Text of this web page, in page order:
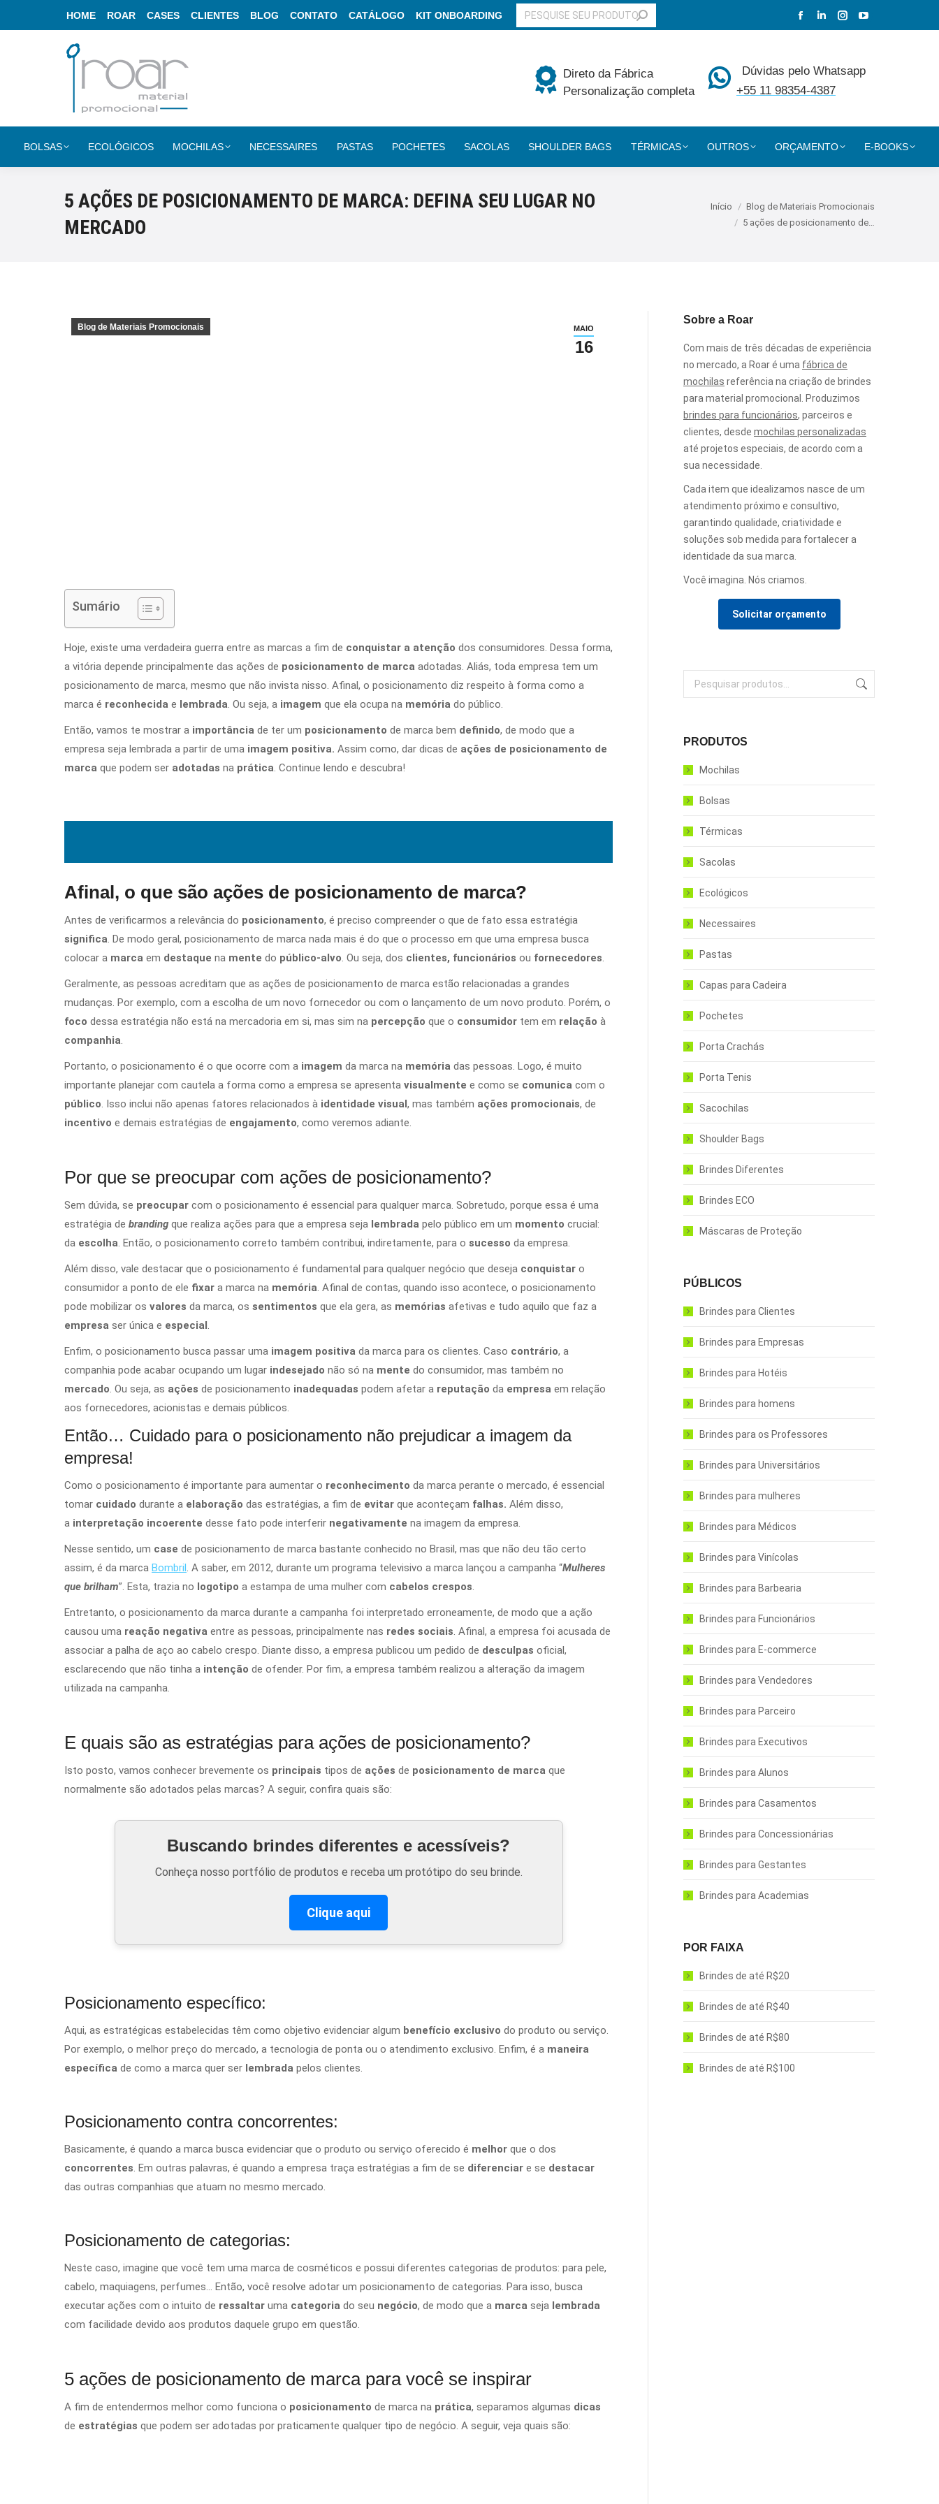
HOME ROAR CASES CLIENTES BLOG CONTATO CATÁLOGO KIT ONBOARDING BUSCAR
Facebook
in
new
Linkedin
in
new
Instagram
in
in
Direto da Fábrica
Personalização completa
Dúvidas pelo Whatsapp
+55 11 98354-4387
BOLSAS ECOLÓGICOS MOCHILAS NECESSAIRES PASTAS POCHETES SACOLAS SHOULDER BAGS TÉRMICAS OUTROS ORÇAMENTO E-BOOKS
5 AÇÕES DE POSICIONAMENTO DE MARCA: DEFINA SEU LUGAR NO
MERCADO
Início
Blog de Materiais Promocionais
5 ações de posicionamento de…
MAIO
16
Blog de Materiais Promocionais
Sumário
Hoje, existe uma verdadeira guerra entre as marcas a fim de conquistar a atenção dos consumidores. Dessa forma,
a vitória depende principalmente das ações de posicionamento de marca adotadas. Aliás, toda empresa tem um
posicionamento de marca, mesmo que não invista nisso. Afinal, o posicionamento diz respeito à forma como a
marca é reconhecida e lembrada. Ou seja, a imagem que ela ocupa na memória do público.
Então, vamos te mostrar a importância de ter um posicionamento de marca bem definido, de modo que a
empresa seja lembrada a partir de uma imagem positiva. Assim como, dar dicas de ações de posicionamento de
marca que podem ser adotadas na prática. Continue lendo e descubra!
Afinal, o que são ações de posicionamento de marca?
Antes de verificarmos a relevância do posicionamento, é preciso compreender o que de fato essa estratégia
significa. De modo geral, posicionamento de marca nada mais é do que o processo em que uma empresa busca
colocar a marca em destaque na mente do público-alvo. Ou seja, dos clientes, funcionários ou fornecedores.
Geralmente, as pessoas acreditam que as ações de posicionamento de marca estão relacionadas a grandes
mudanças. Por exemplo, com a escolha de um novo fornecedor ou com o lançamento de um novo produto. Porém, o
foco dessa estratégia não está na mercadoria em si, mas sim na percepção que o consumidor tem em relação à
companhia.
Portanto, o posicionamento é o que ocorre com a imagem da marca na memória das pessoas. Logo, é muito
importante planejar com cautela a forma como a empresa se apresenta visualmente e como se comunica com o
público. Isso inclui não apenas fatores relacionados à identidade visual, mas também ações promocionais, de
incentivo e demais estratégias de engajamento, como veremos adiante.
Por que se preocupar com ações de posicionamento?
Sem dúvida, se preocupar com o posicionamento é essencial para qualquer marca. Sobretudo, porque essa é uma
estratégia de branding que realiza ações para que a empresa seja lembrada pelo público em um momento crucial:
da escolha. Então, o posicionamento correto também contribui, indiretamente, para o sucesso da empresa.
Além disso, vale destacar que o posicionamento é fundamental para qualquer negócio que deseja conquistar o
consumidor a ponto de ele fixar a marca na memória. Afinal de contas, quando isso acontece, o posicionamento
pode mobilizar os valores da marca, os sentimentos que ela gera, as memórias afetivas e tudo aquilo que faz a
empresa ser única e especial.
Enfim, o posicionamento busca passar uma imagem positiva da marca para os clientes. Caso contrário, a
companhia pode acabar ocupando um lugar indesejado não só na mente do consumidor, mas também no
mercado. Ou seja, as ações de posicionamento inadequadas podem afetar a reputação da empresa em relação
aos fornecedores, acionistas e demais públicos.
Então… Cuidado para o posicionamento não prejudicar a imagem da
empresa!
Como o posicionamento é importante para aumentar o reconhecimento da marca perante o mercado, é essencial
tomar cuidado durante a elaboração das estratégias, a fim de evitar que aconteçam falhas. Além disso,
a interpretação incoerente desse fato pode interferir negativamente na imagem da empresa.
Nesse sentido, um case de posicionamento de marca bastante conhecido no Brasil, mas que não deu tão certo
assim, é da marca Bombril. A saber, em 2012, durante um programa televisivo a marca lançou a campanha “Mulheres
que brilham”. Esta, trazia no logotipo a estampa de uma mulher com cabelos crespos.
Entretanto, o posicionamento da marca durante a campanha foi interpretado erroneamente, de modo que a ação
causou uma reação negativa entre as pessoas, principalmente nas redes sociais. Afinal, a empresa foi acusada de
associar a palha de aço ao cabelo crespo. Diante disso, a empresa publicou um pedido de desculpas oficial,
esclarecendo que não tinha a intenção de ofender. Por fim, a empresa também realizou a alteração da imagem
utilizada na campanha.
E quais são as estratégias para ações de posicionamento?
Isto posto, vamos conhecer brevemente os principais tipos de ações de posicionamento de marca que
normalmente são adotados pelas marcas? A seguir, confira quais são:
Buscando brindes diferentes e acessíveis?
Conheça nosso portfólio de produtos e receba um protótipo do seu brinde.
Clique aqui
Posicionamento específico:
Aqui, as estratégicas estabelecidas têm como objetivo evidenciar algum benefício exclusivo do produto ou serviço.
Por exemplo, o melhor preço do mercado, a tecnologia de ponta ou o atendimento exclusivo. Enfim, é a maneira
específica de como a marca quer ser lembrada pelos clientes.
Posicionamento contra concorrentes:
Basicamente, é quando a marca busca evidenciar que o produto ou serviço oferecido é melhor que o dos
concorrentes. Em outras palavras, é quando a empresa traça estratégias a fim de se diferenciar e se destacar
das outras companhias que atuam no mesmo mercado.
Posicionamento de categorias:
Neste caso, imagine que você tem uma marca de cosméticos e possui diferentes categorias de produtos: para pele,
cabelo, maquiagens, perfumes… Então, você resolve adotar um posicionamento de categorias. Para isso, busca
executar ações com o intuito de ressaltar uma categoria do seu negócio, de modo que a marca seja lembrada
com facilidade devido aos produtos daquele grupo em questão.
5 ações de posicionamento de marca para você se inspirar
A fim de entendermos melhor como funciona o posicionamento de marca na prática, separamos algumas dicas
de estratégias que podem ser adotadas por praticamente qualquer tipo de negócio. A seguir, veja quais são:
Sobre a Roar
Com mais de três décadas de experiência
no mercado, a Roar é uma fábrica de
mochilas referência na criação de brindes
para material promocional. Produzimos
brindes para funcionários, parceiros e
clientes, desde mochilas personalizadas
até projetos especiais, de acordo com a
sua necessidade.
Cada item que idealizamos nasce de um
atendimento próximo e consultivo,
garantindo qualidade, criatividade e
soluções sob medida para fortalecer a
identidade da sua marca.
Você imagina. Nós criamos.
Solicitar orçamento
PRODUTOS
Mochilas
Bolsas
Térmicas
Sacolas
Ecológicos
Necessaires
Pastas
Capas para Cadeira
Pochetes
Porta Crachás
Porta Tenis
Sacochilas
Shoulder Bags
Brindes Diferentes
Brindes ECO
Máscaras de Proteção
PÚBLICOS
Brindes para Clientes
Brindes para Empresas
Brindes para Hotéis
Brindes para homens
Brindes para os Professores
Brindes para Universitários
Brindes para mulheres
Brindes para Médicos
Brindes para Vinícolas
Brindes para Barbearia
Brindes para Funcionários
Brindes para E-commerce
Brindes para Vendedores
Brindes para Parceiro
Brindes para Executivos
Brindes para Alunos
Brindes para Casamentos
Brindes para Concessionárias
Brindes para Gestantes
Brindes para Academias
POR FAIXA
Brindes de até R$20
Brindes de até R$40
Brindes de até R$80
Brindes de até R$100